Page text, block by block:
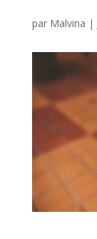
par Malvina |